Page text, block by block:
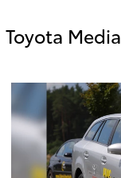
Toyota Media